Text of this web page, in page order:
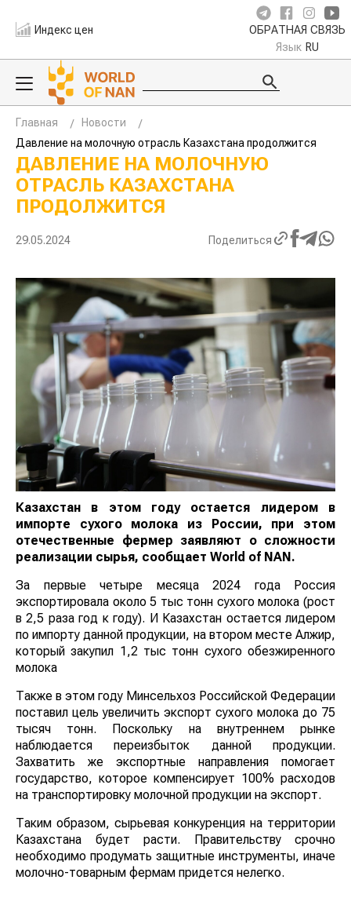
Индекс цен ОБРАТНАЯ СВЯЗЬ
Язык RU
Главная
Новости
Давление на молочную отрасль Казахстана продолжится
ДАВЛЕНИЕ НА МОЛОЧНУЮ
ОТРАСЛЬ КАЗАХСТАНА
ПРОДОЛЖИТСЯ
29.05.2024 Поделиться
Казахстан в этом году остается лидером в
импорте сухого молока из России, при этом
отечественные фермер заявляют о сложности
реализации сырья, сообщает World of NAN.
За первые четыре месяца 2024 года Россия
экспортировала около 5 тыс тонн сухого молока (рост
в 2,5 раза год к году). И Казахстан остается лидером
по импорту данной продукции, на втором месте Алжир,
который закупил 1,2 тыс тонн сухого обезжиренного
молока
Также в этом году Минсельхоз Российской Федерации
поставил цель увеличить экспорт сухого молока до 75
тысяч тонн. Поскольку на внутреннем рынке
наблюдается переизбыток данной продукции.
Захватить же экспортные направления помогает
государство, которое компенсирует 100% расходов
на транспортировку молочной продукции на экспорт.
Таким образом, сырьевая конкуренция на территории
Казахстана будет расти. Правительству срочно
необходимо продумать защитные инструменты, иначе
молочно-товарным фермам придется нелегко.